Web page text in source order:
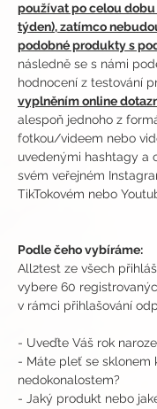
používat po celou dobu
týden), zatímco
podobné produkty s
následně se s námi
hodnocení z testování
vyplněním online
alespoň jednoho z
fotkou/videem nebo
uvedenými hashtagy a
svém veřejném
TikTokovém nebo
Podle čeho vybíráme:
All2test ze všech
vybere 60
v rámci přihlašování
- Uveďte Váš rok
- Máte pleť se sklonem
nedokonalostem?
- Jaký produkt nebo